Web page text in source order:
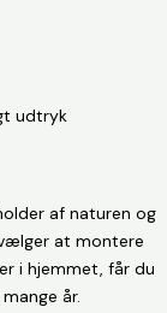
udtryk
af naturen og
at montere
i hjemmet, får du
år.